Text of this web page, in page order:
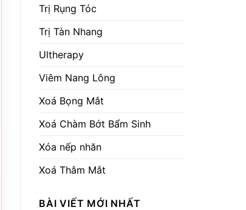
Trị Rụng Tóc
Trị Tàn Nhang
Ultherapy
Viêm Nang Lông
Xoá Bọng Mắt
Xoá Chàm Bớt Bẩm Sinh
Xóa nếp nhăn
Xoá Thâm Mắt
BÀI VIẾT MỚI NHẤT